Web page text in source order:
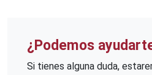
¿Podemos
Si tienes alguna duda,